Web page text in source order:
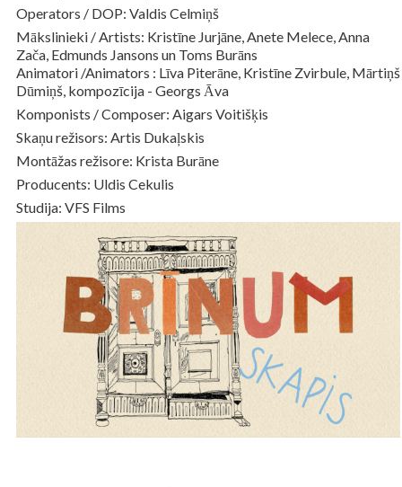
Operators / DOP: Valdis Celmiņš
Mākslinieki / Artists: Kristīne Jurjāne, Anete Melece, Anna
Zača, Edmunds Jansons un Toms Burāns
Animatori /Animators : Līva Piterāne, Kristīne Zvirbule, Mārtiņš
Dūmiņš, kompozīcija - Georgs Āva
Komponists / Composer: Aigars Voitišķis
Skaņu režisors: Artis Dukaļskis
Montāžas režisore: Krista Burāne
Producents: Uldis Cekulis
Studija: VFS Films